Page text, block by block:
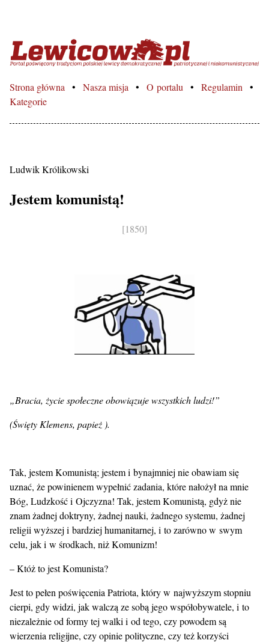
Lewicowo.pl – Portal
Strona główna Nasza misja O portalu
Regulamin
Kategorie
Ludwik Królikowski
Jestem komunistą!
[1850]
„Bracia, życie społeczne obowiązuje wszystkich ludzi!”
(Święty Klemens, papież ).
Tak, jestem Komunistą; jestem i bynajmniej nie obawiam się
uznać, że powinienem wypełnić zadania, które nałożył na mnie
Bóg, Ludzkość i Ojczyzna! Tak, jestem Komunistą, gdyż nie
znam żadnej doktryny, żadnej nauki, żadnego systemu, żadnej
religii wyższej i bardziej humanitarnej, i to zarówno w swym
celu, jak i w środkach, niż Komunizm!
– Któż to jest Komunista?
Jest to pełen poświęcenia Patriota, który w najwyższym stopniu
cierpi, gdy widzi, jak walczą ze sobą jego współobywatele, i to
niezależnie od formy tej walki i od tego, czy powodem są
wierzenia religijne, czy opinie polityczne, czy też korzyści